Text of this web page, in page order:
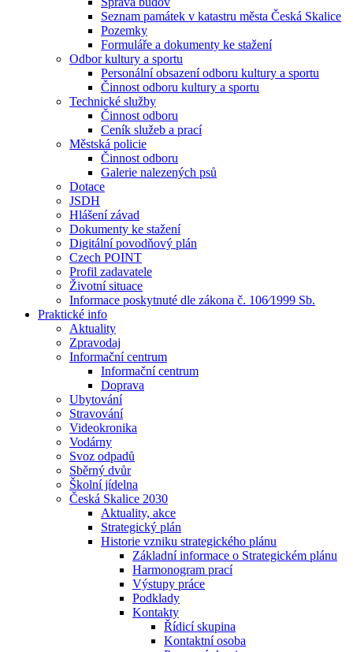
Seznam památek v katastru města Česká Skalice
Pozemky
Formuláře a dokumenty ke stažení
Odbor kultury a sportu
Personální obsazení odboru kultury a sportu
Činnost odboru kultury a sportu
Technické služby
Činnost odboru
Ceník služeb a prací
Městská policie
Činnost odboru
Galerie nalezených psů
Dotace
JSDH
Hlášení závad
Dokumenty ke stažení
Digitální povodňový plán
Czech POINT
Profil zadavatele
Životní situace
Informace poskytnuté dle zákona č. 106⁄1999 Sb.
Praktické info
Aktuality
Zpravodaj
Informační centrum
Informační centrum
Doprava
Ubytování
Stravování
Videokronika
Vodárny
Svoz odpadů
Sběrný dvůr
Školní jídelna
Česká Skalice 2030
Aktuality, akce
Strategický plán
Historie vzniku strategického plánu
Základní informace o Strategickém plánu
Harmonogram prací
Výstupy práce
Podklady
Kontakty
Řídicí skupina
Kontaktní osoba